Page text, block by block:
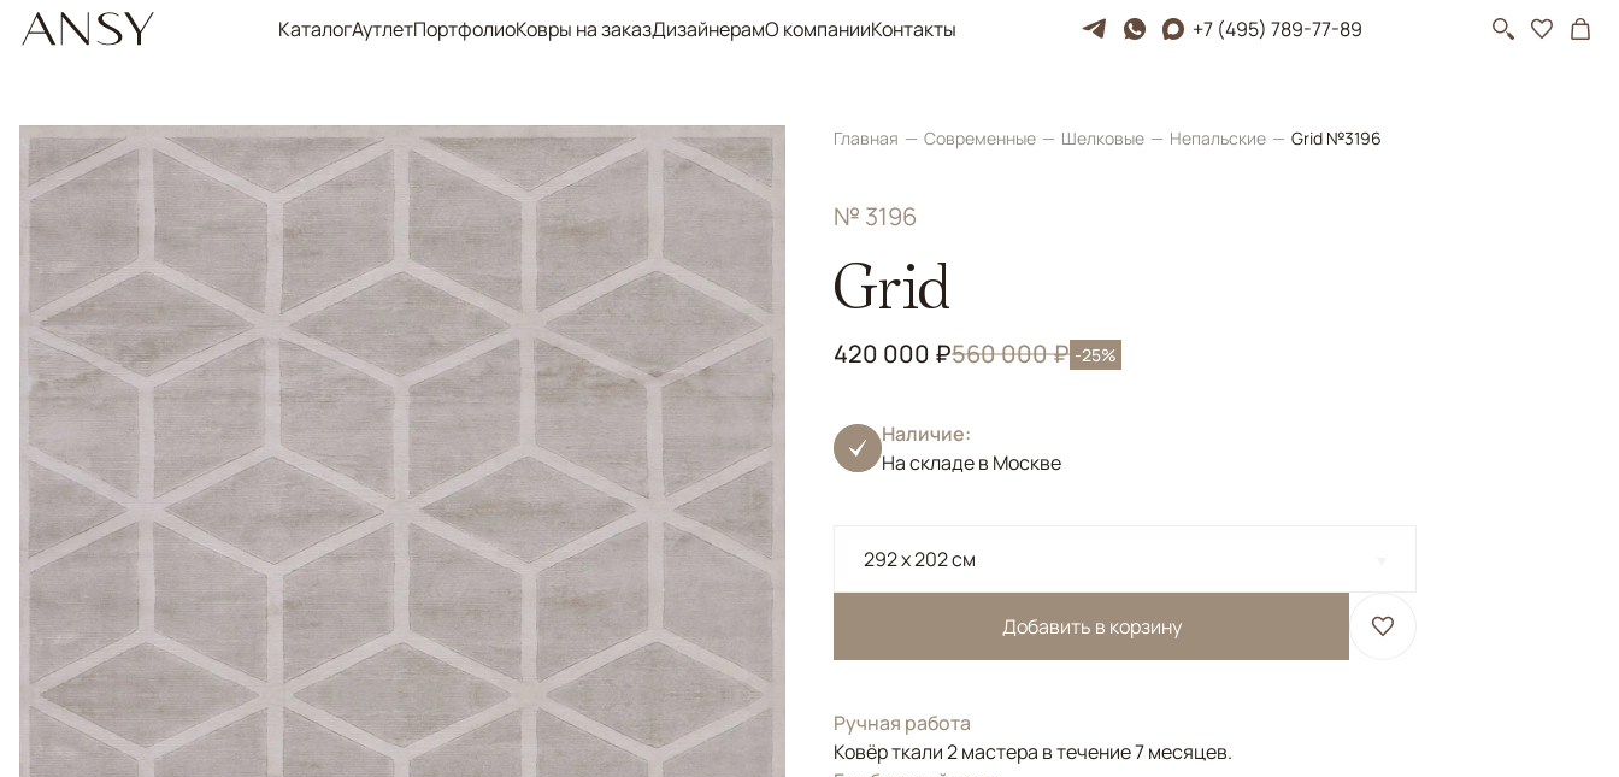
КаталогАутлетПортфолиоКовры на заказДизайнерамО компанииКонтакты +7 (495) 789-77-89
Главная Современные Шелковые Непальские Grid №3196
№ 3196
Grid
420 000 ₽560 000 ₽ -25%
Наличие:
На складе в Москве
292 x 202 см
Добавить в корзину
Ручная работа
Ковёр ткали 2 мастера в течение 7 месяцев.